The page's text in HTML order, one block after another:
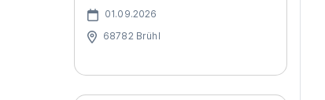
01.09.2026
68782 Brühl